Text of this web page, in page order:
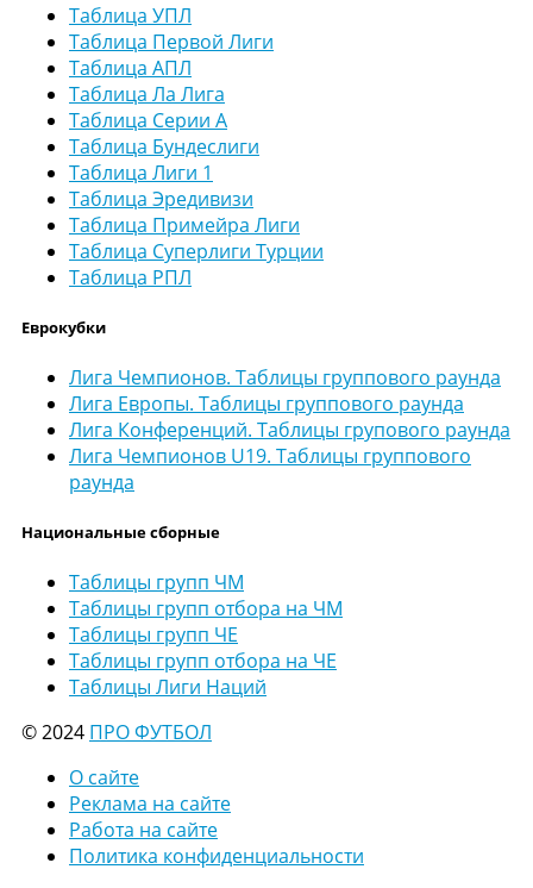
Таблица УПЛ
Таблица Первой Лиги
Таблица АПЛ
Таблица Ла Лига
Таблица Серии А
Таблица Бундеслиги
Таблица Лиги 1
Таблица Эредивизи
Таблица Примейра Лиги
Таблица Суперлиги Турции
Таблица РПЛ
Еврокубки
Лига Чемпионов. Таблицы группового раунда
Лига Европы. Таблицы группового раунда
Лига Конференций. Таблицы групового раунда
Лига Чемпионов U19. Таблицы группового
раунда
Национальные сборные
Таблицы групп ЧМ
Таблицы групп отбора на ЧМ
Таблицы групп ЧЕ
Таблицы групп отбора на ЧЕ
Таблицы Лиги Наций
© 2024 ПРО ФУТБОЛ
О сайте
Реклама на сайте
Работа на сайте
Политика конфиденциальности